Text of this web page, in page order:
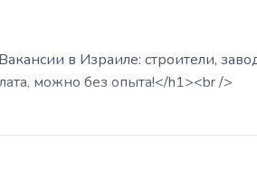
в Израиле: строители,
можно без опыта!</h1><br />